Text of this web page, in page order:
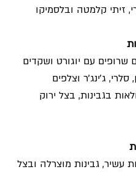
זיתי קלמטה ובלסמיקו
שרופים עם יוגורט ושקדים
ג'ינג'ר וצלפים
בגבינות, בצל ירוק
עשיר, גבינות מוצרלה ובצל